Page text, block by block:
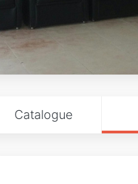
Catalogue